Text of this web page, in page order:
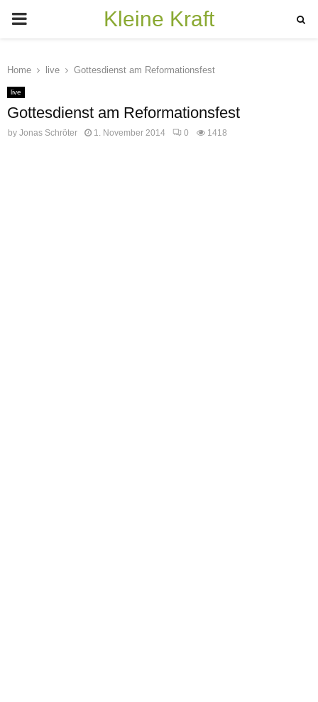
PRIMARY
Kleine Kraft
Home live Gottesdienst am Reformationsfest
live
Gottesdienst am Reformationsfest
by Jonas Schröter 1. November 2014 0 1418